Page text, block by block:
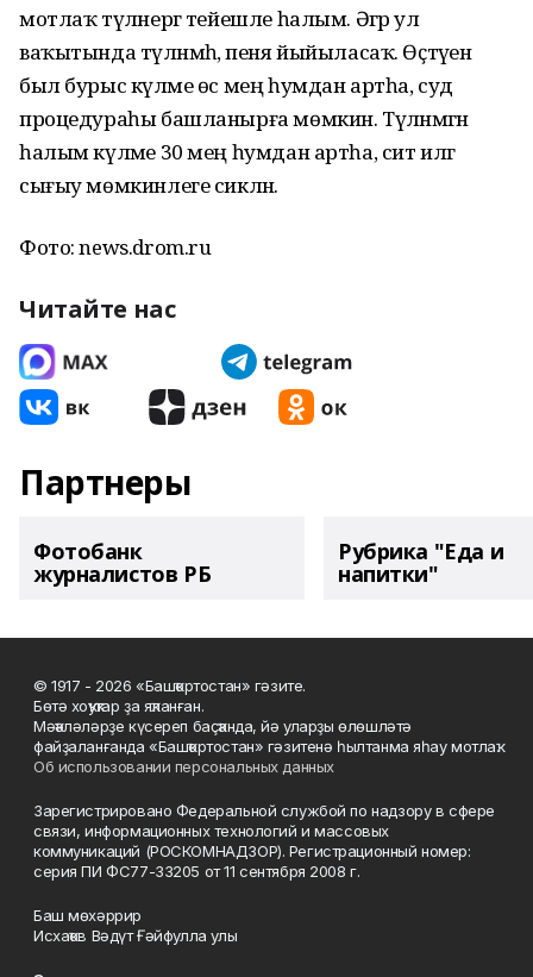
мотлаҡ түләнергә тейешле һалым. Әгәр ул
ваҡытында түләнмәһә, пеня йыйыласаҡ. Өҫтәүенә
был бурыс күләме өс мең һумдан артһа, суд
процедураһы башланырға мөмкин. Түләнмәгән
һалым күләме 30 мең һумдан артһа, сит илгә
сығыу мөмкинлеге сикләнә.
Фото: news.drom.ru
Читайте нас
Партнеры
Фотобанк
журналистов РБ
Рубрика "Еда и
напитки"
© 1917 - 2026 «Башҡортостан» гәзите.
Бөтә хоҡуҡтар ҙа яҡланған.
Мәҡәләләрҙе күсереп баҫҡанда, йә уларҙы өлөшләтә
файҙаланғанда «Башҡортостан» гәзитенә һылтанма яһау мотлаҡ.
Об использовании персональных данных
Зарегистрировано Федеральной службой по надзору в сфере
связи, информационных технологий и массовых
коммуникаций (РОСКОМНАДЗОР). Регистрационный номер:
серия ПИ ФС77-33205 от 11 сентября 2008 г.
Баш мөхәррир
Исхаҡов Вәдүт Ғәйфулла улы